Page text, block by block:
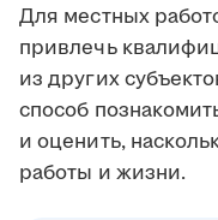
Для местных
привлечь
из других
способ
и оценить,
работы и жизни.